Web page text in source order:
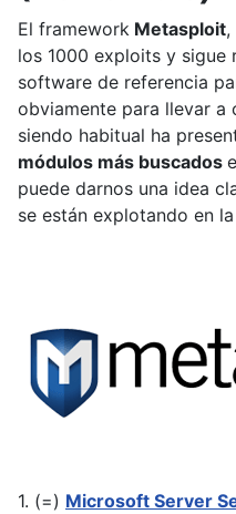
El framework Metasploit,
los 1000 exploits y sigue
software de referencia
obviamente para llevar a
siendo habitual ha
módulos más buscados
puede darnos una idea
se están explotando en
1. (=) Microsoft Server